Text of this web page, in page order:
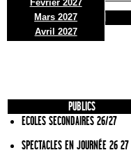
Février 2027
Mars 2027
Avril 2027
PRÉSENTATION
PUBLICS
ECOLES SECONDAIRES 26/27
SPECTACLES EN JOURNÉE 26 27